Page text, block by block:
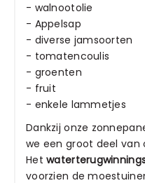
- walnootolie
- Appelsap
- diverse jamsoorten
- tomatencoulis
- groenten
- fruit
- enkele lammetjes
Dankzij onze
we een groot deel van
Het
voorzien de